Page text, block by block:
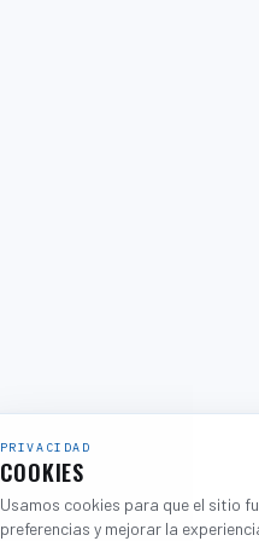
PRIVACIDAD
COOKIES
Usamos cookies para que el sitio
preferencias y mejorar la